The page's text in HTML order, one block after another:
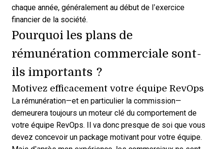
chaque année, généralement au début de l’exercice
financier de la société.
Pourquoi les plans de
rémunération commerciale sont-
ils importants ?
Motivez efficacement votre équipe RevOps
La rémunération—et en particulier la commission—
demeurera toujours un moteur clé du comportement de
votre équipe RevOps. Il va donc presque de soi que vous
devez concevoir un package motivant pour votre équipe.